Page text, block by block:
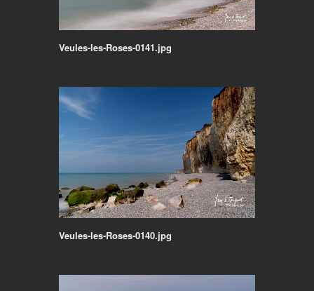
Veules-les-Roses-0141.jpg
Veules-les-Roses-0140.jpg